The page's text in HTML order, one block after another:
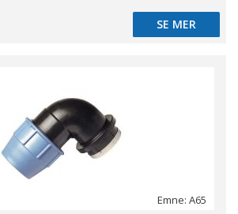
SE MER
SE MER
Emne: A65